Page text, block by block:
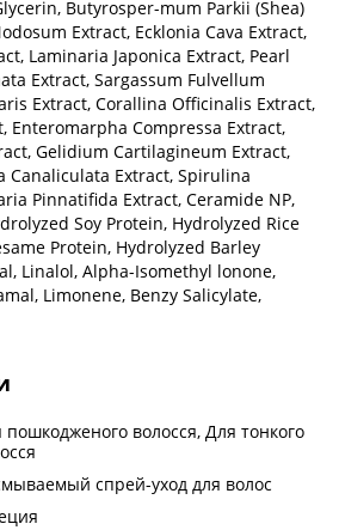
Butyrosper-mum Parkii (Shea)
Extract, Ecklonia Cava Extract,
Laminaria Japonica Extract, Pearl
Extract, Sargassum Fulvellum
Extract, Corallina Officinalis Extract,
Enteromarpha Compressa Extract,
Gelidium Cartilagineum Extract,
Canaliculata Extract, Spirulina
Pinnatifida Extract, Ceramide NP,
Soy Protein, Hydrolyzed Rice
Protein, Hydrolyzed Barley
Linalol, Alpha-Isomethyl lonone,
Limonene, Benzy Salicylate,
пошкодженого волосся, Для тонкого
спрей-уход для волос